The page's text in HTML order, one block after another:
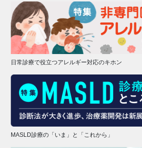
日常診療で役立つアレルギー対応のキホン
MASLD診療の「いま」と「これから」